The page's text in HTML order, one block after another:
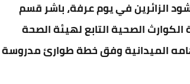
الزائرين في يوم عرفة، باشر قسم
الصحية التابع لهيئة الصحة
الميدانية وفق خطة طوارئ مدروسة